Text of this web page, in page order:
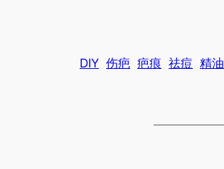
DIY 伤疤 疤痕 祛痘 精油